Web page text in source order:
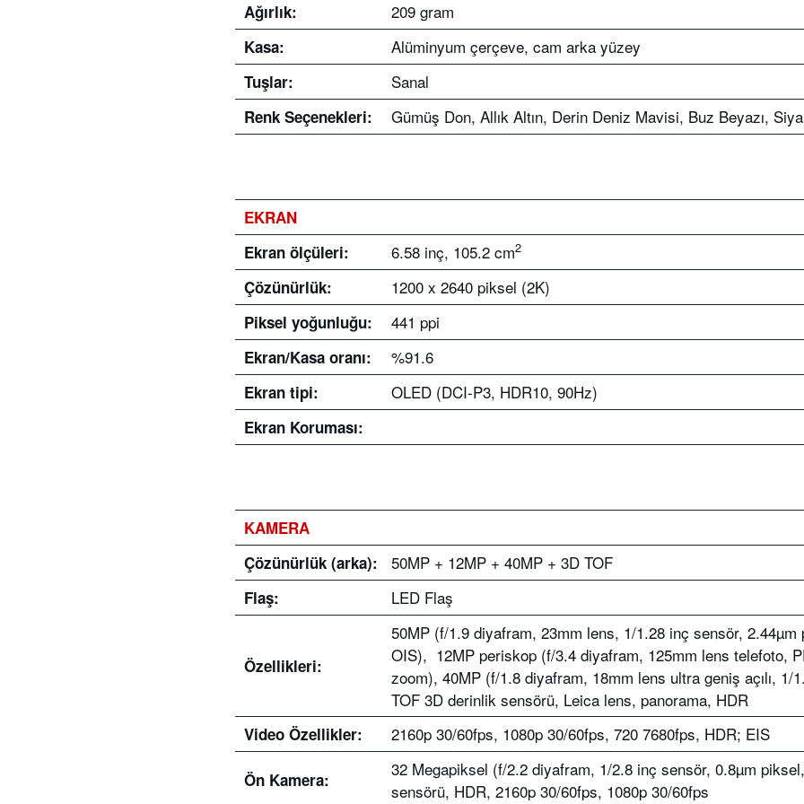
Ağırlık: 209 gram
Kasa: Alüminyum çerçeve, cam arka yüzey
Tuşlar: Sanal
Renk Seçenekleri: Gümüş Don, Allık Altın, Derin Deniz Mavisi, Buz Beyazı,
EKRAN
Ekran ölçüleri:
6.58 inç, 105.2 cm2
Çözünürlük: 1200 x 2640 piksel (2K)
Piksel yoğunluğu: 441 ppi
Ekran/Kasa oranı: %91.6
Ekran tipi: OLED (DCI-P3, HDR10, 90Hz)
Ekran Koruması:
KAMERA
Çözünürlük (arka):
50MP + 12MP + 40MP + 3D TOF
Flaş: LED Flaş
Özellikleri:
50MP (f/1.9 diyafram, 23mm lens, 1/1.28 inç sensör, 2.44µm
OIS), 12MP periskop (f/3.4 diyafram, 125mm lens telefoto,
zoom), 40MP (f/1.8 diyafram, 18mm lens ultra geniş açılı, 1/
TOF 3D derinlik sensörü, Leica lens, panorama, HDR
Video Özellikler: 2160p 30/60fps, 1080p 30/60fps, 720 7680fps, HDR; EIS
Ön Kamera:
32 Megapiksel (f/2.2 diyafram, 1/2.8 inç sensör, 0.8µm
sensörü, HDR, 2160p 30/60fps, 1080p 30/60fps